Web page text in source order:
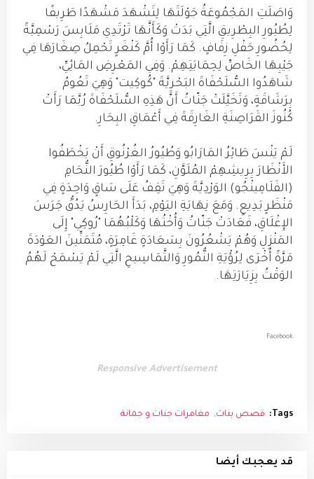
وَاصَلَتِ المَجْمُوعَةُ جَوْلَتَهَا لِتَشْهَدَ مَشْهَدًا طَرِيفًا
لِطُيُورِ البِطْرِيقِ الَّتِي بَدَتْ وَكَأَنَّهَا تَرْتَدِي مَلَابِسَ رَسْمِيَّةً
لِحُضُورِ حَفْلِ زِفَافٍ. كَمَا رَأَوْا أُمَّ كَنْغَرٍ تَحْمِلُ صِغَارَهَا فِي
جَيْبِهَا الخَاصِّ لِحِمَايَتِهِمْ. وَفِي المَعْرِضِ المَائِيِّ،
شَاهَدُوا السُّلَحْفَاةَ البَحْرِيَّةَ "كُوكِيت" وَهِيَ تَعُومُ
بِرَشَاقَةٍ، وَتَخَيَّلَتْ جَنّاتُ أَنَّ هَذِهِ السُّلَحْفَاةَ رُبَّمَا رَأَتْ
كُنُوزَ القَرَاصِنَةِ الغَارِقَةَ فِي أَعْمَاقِ البِحَارِ.
لَمْ يَنْسَ طَائِرُ المَارَابُو وَطُيُورُ الغُرْنُوقِ أَنْ يَخْطَفُوا
الأَنْظَارَ بِرِيشِهِمْ المُلَوَّنِ، كَمَا رَأَوْا طُيُورَ النُّحَامِ
(الفَلَامِينْجُو) الوَرْدِيَّةَ وَهِيَ تَقِفُ عَلَى سَاقٍ وَاحِدَةٍ فِي
مَنْظَرٍ بَدِيعٍ. وَمَعَ نِهَايَةِ اليَوْمِ، بَدَأَ الحَارِسُ يَدُقُّ جَرَسَ
الإِغْلَاقِ، فَعَادَتْ جَنّاتُ وَأُخْتُهَا وَكَلْبُهُمَا "رُوكِي" إِلَى
المَنْزِلِ وَهُمْ يَشْعُرُونَ بِسَعَادَةٍ غَامِرَةٍ، مُتَمَنِّينَ العَوْدَةَ
مَرَّةً أُخْرَى لِرُؤْيَةِ النُّمُورِ وَالتَّمَاسِيحِ الَّتِي لَمْ يَسْمَحْ لَهُمُ
الوَقْتُ بِزِيَارَتِهَا.
Facebook
Responsive Advertisement
Tags: قصص بنات مغامرات جنات و جمانة
قد يعجبك أيضا